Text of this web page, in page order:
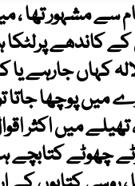
سے مشہور تھا ،
پرلٹکا
کہاں جارہے
میں پوچھا
میں اکثر
چھوٹے